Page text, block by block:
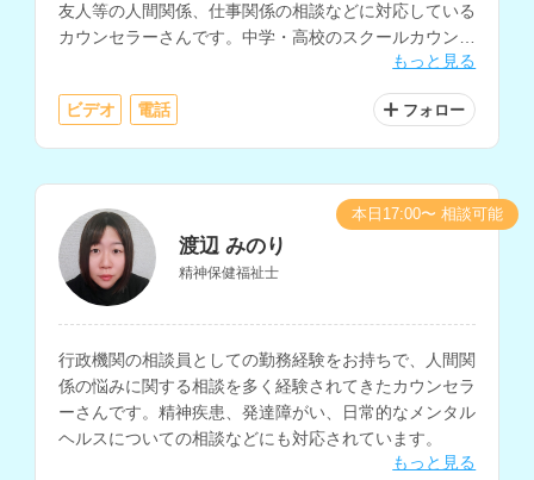
友人等の人間関係、仕事関係の相談などに対応している
カウンセラーさんです。中学・高校のスクールカウンセ
ラーとして5年の経験もお持ちで、不登校の相談にも多
く対応されています。
もっと見る
ビデオ 電話 フォロー
渡辺 みのり
精神保健福祉士
行政機関の相談員としての勤務経験をお持ちで、人間関
係の悩みに関する相談を多く経験されてきたカウンセラ
ーさんです。精神疾患、発達障がい、日常的なメンタル
ヘルスについての相談などにも対応されています。
もっと見る
本日17:00〜 相談可能